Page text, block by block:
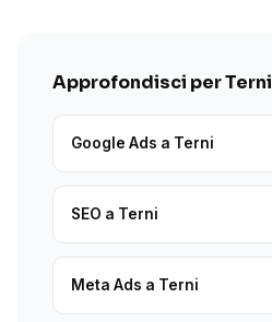
Approfondisci per Terni
Google Ads a Terni
SEO a Terni
Meta Ads a Terni